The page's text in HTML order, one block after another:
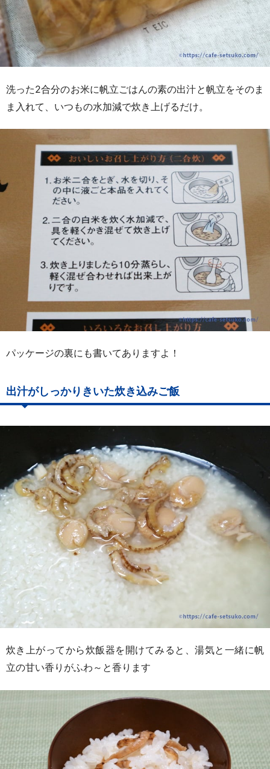
洗った2合分のお米に帆立ごはんの素の出汁と帆立をそのま
ま入れて、いつもの水加減で炊き上げるだけ。
パッケージの裏にも書いてありますよ！
出汁がしっかりきいた炊き込みご飯
炊き上がってから炊飯器を開けてみると、湯気と一緒に帆
立の甘い香りがふわ～と香ります